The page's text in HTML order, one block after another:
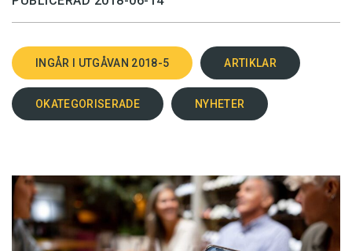
INGÅR I UTGÅVAN 2018-5 ARTIKLAR
OKATEGORISERADE NYHETER